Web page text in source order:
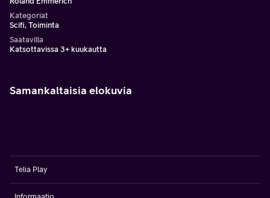
Kategoriat
Scifi, Toiminta
Saatavilla
Katsottavissa 3+ kuukautta
Samankaltaisia elokuvia
Telia Play